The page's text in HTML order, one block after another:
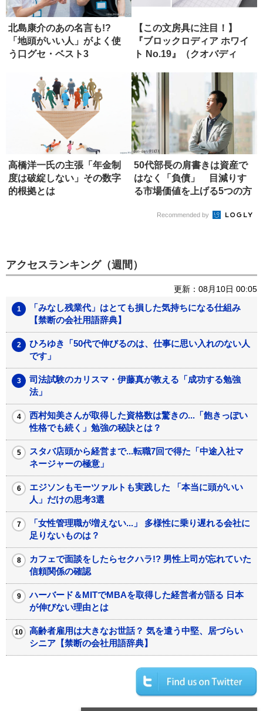
北島康介のあの名言も!?
「地頭がいい人」がよく使
う口グセ・ベスト3
【この文房具に注目！】
『ブロックロディア ホワイ
ト No.19』（クオバディ
高橋洋一氏の主張「年金制
度は破綻しない」その数字
的根拠とは
50代部長の肩書きは資産で
はなく「負債」 目減りす
る市場価値を上げる5つの方
Recommended by
アクセスランキング（週間）
更新：08月10日 00:05
「みなし残業代」はとても損した気持ちになる仕組み
【禁断の会社用語辞典】
ひろゆき「50代で伸びるのは、仕事に思い入れのない人
です」
司法試験のカリスマ・伊藤真が教える「成功する勉強
法」
西村知美さんが取得した資格数は驚きの...「飽きっぽい
性格でも続く」勉強の秘訣とは？
スタバ店頭から経営まで...転職7回で得た「中途入社マ
ネージャーの極意」
エジソンもモーツァルトも実践した 「本当に頭がいい
人」だけの思考3選
「女性管理職が増えない...」 多様性に乗り遅れる会社に
足りないものは？
カフェで面談をしたらセクハラ!? 男性上司が忘れていた
信頼関係の確認
ハーバード＆MITでMBAを取得した経営者が語る 日本
が伸びない理由とは
高齢者雇用は大きなお世話？ 気を遣う中堅、居づらい
シニア【禁断の会社用語辞典】